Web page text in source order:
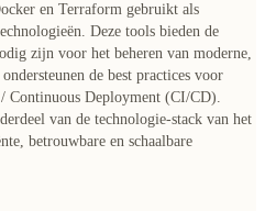
en Terraform gebruikt als
Deze tools bieden de
zijn voor het beheren van moderne,
de best practices voor
Continuous Deployment (CI/CD).
van de technologie-stack van het
betrouwbare en schaalbare